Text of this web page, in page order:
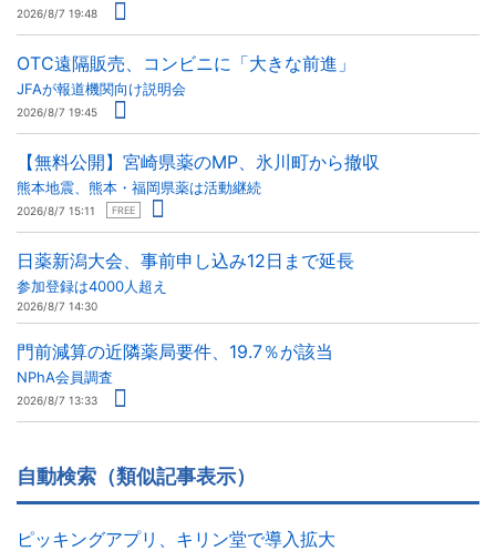
2026/8/7 19:48
OTC遠隔販売、コンビニに「大きな前進」
JFAが報道機関向け説明会
2026/8/7 19:45
【無料公開】宮崎県薬のMP、氷川町から撤収
熊本地震、熊本・福岡県薬は活動継続
2026/8/7 15:11 FREE
日薬新潟大会、事前申し込み12日まで延長
参加登録は4000人超え
2026/8/7 14:30
門前減算の近隣薬局要件、19.7％が該当
NPhA会員調査
2026/8/7 13:33
自動検索（類似記事表示）
ピッキングアプリ、キリン堂で導入拡大